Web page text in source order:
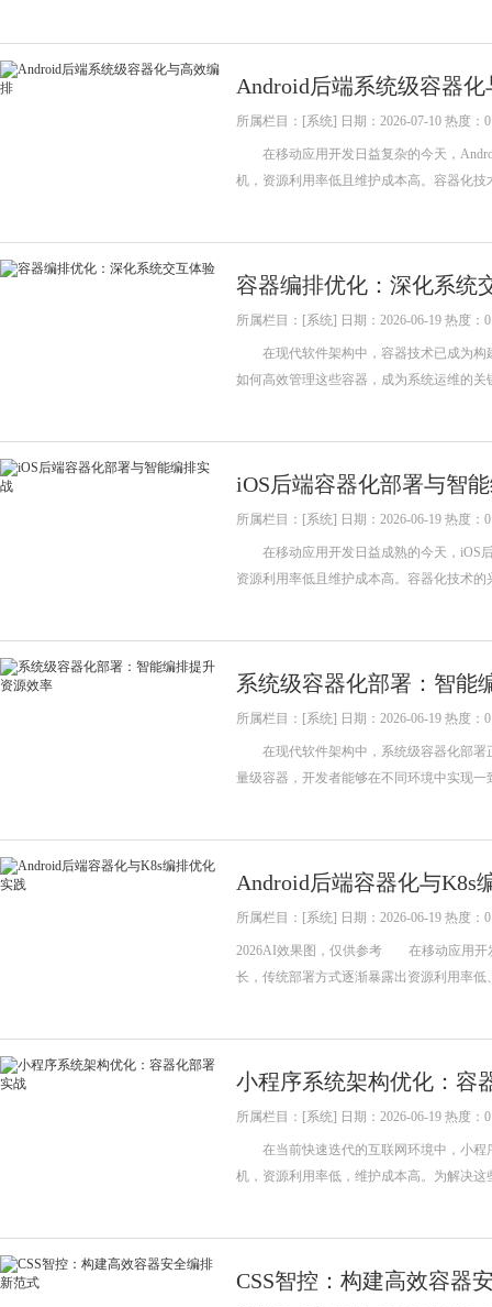
Android后端系统级容器
所属栏目：[系统] 日期：2026-07-10 热度：0
在移动应用开发日益复杂的今天，
机，资源利用率低且维护成本高。容器化
容器编排优化：深化系统
所属栏目：[系统] 日期：2026-06-19 热度：0
在现代软件架构中，容器技术已成为构
如何高效管理这些容器，成为系统运维的
iOS后端容器化部署与智
所属栏目：[系统] 日期：2026-06-19 热度：0
在移动应用开发日益成熟的今天，iOS后
资源利用率低且维护成本高。容器化技术
系统级容器化部署：智能
所属栏目：[系统] 日期：2026-06-19 热度：0
在现代软件架构中，系统级容器化部署
量级容器，开发者能够在不同环境中实现
Android后端容器化与K8s
所属栏目：[系统] 日期：2026-06-19 热度：0
2026AI效果图，仅供参考 在移动应用开
长，传统部署方式逐渐暴露出资源利用率
小程序系统架构优化：容
所属栏目：[系统] 日期：2026-06-19 热度：0
在当前快速迭代的互联网环境中，小程
机，资源利用率低，维护成本高。为解决
CSS智控：构建高效容器